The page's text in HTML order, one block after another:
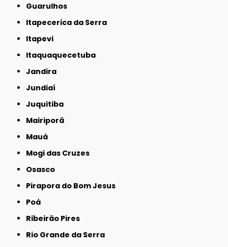
Guarulhos
Itapecerica da Serra
Itapevi
Itaquaquecetuba
Jandira
Jundiaí
Juquitiba
Mairiporã
Mauá
Mogi das Cruzes
Osasco
Pirapora do Bom Jesus
Poá
Ribeirão Pires
Rio Grande da Serra